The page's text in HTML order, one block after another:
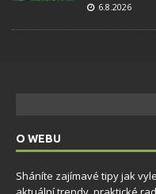
6.8.2026
O WEBU
Sháníte zajímavé tipy jak